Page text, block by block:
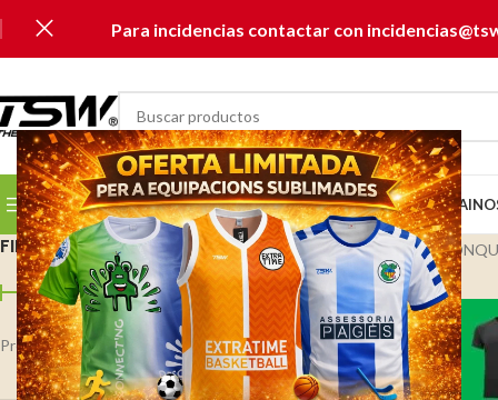
Para incidencias contactar con
SELECCIONAR CATEGORÍA
SELECCIONA TU CLUB... INICIOCATÁLOGOSMUSAI
FILTRAR PER PREU
FILTRAR
Precio:0 €—140 €
Inicio U.E. LA